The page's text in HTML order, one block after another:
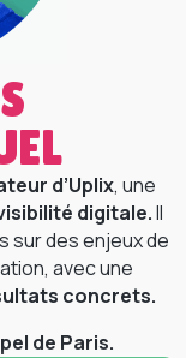
d’Uplix, une
digitale.Il
sur des enjeux de
avec une
concrets.
de Paris.